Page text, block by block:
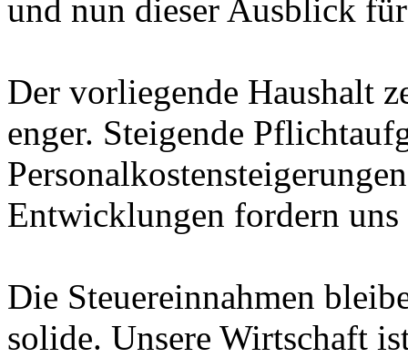
und nun dieser Ausblick
Der vorliegende Haushalt
enger. Steigende
Entwicklungen fordern uns
Die Steuereinnahmen
solide. Unsere Wirtschaft